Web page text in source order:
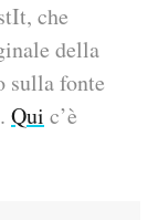
che
della
sulla fonte
Qui c’è